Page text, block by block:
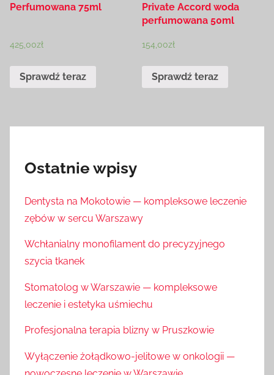
Perfumowana 75ml
425,00zł
Sprawdź teraz
Private Accord woda
perfumowana 50ml
154,00zł
Sprawdź teraz
Ostatnie wpisy
Dentysta na Mokotowie — kompleksowe leczenie
zębów w sercu Warszawy
Wchłanialny monofilament do precyzyjnego
szycia tkanek
Stomatolog w Warszawie — kompleksowe
leczenie i estetyka uśmiechu
Profesjonalna terapia blizny w Pruszkowie
Wyłączenie żołądkowo-jelitowe w onkologii —